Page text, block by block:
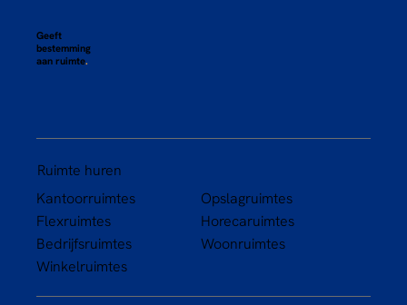
Geeft
bestemming
aan ruimte.
Ruimte huren
Kantoorruimtes
Flexruimtes
Bedrijfsruimtes
Winkelruimtes
Opslagruimtes
Horecaruimtes
Woonruimtes